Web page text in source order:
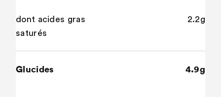
dont acides gras
saturés
2.2g
Glucides 4.9g